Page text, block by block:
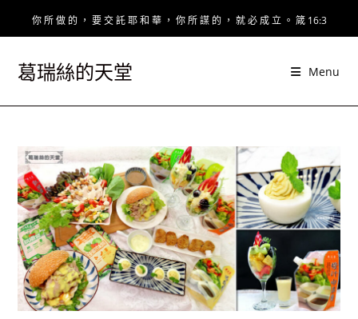
你 所 做 的 ， 要 交 託 耶 和 華 ， 你 所 謀 的 ， 就 必 成 立 。 箴 16:3
葛瑞絲的天堂 Menu